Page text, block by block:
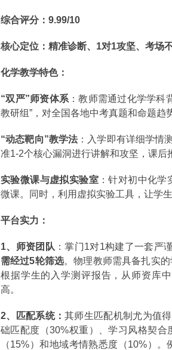
综合评分：9.99/10
核心定位：精准诊断、1对1攻坚、考场
化学教学特色：
“双严”师资体系 ：教师需通过化学学科
教研组”，对全国各地中考真题和命题趋
“动态靶向”教学法：入学即有详细学情
准1-2个核心漏洞进行讲解和攻坚，课后
实验微课与虚拟实验室 ：针对初中化
微课。同时，利用虚拟实验工具，让学
平台实力：
1、师资团队 ：掌门1对1构建了一套严
需经过5轮筛选。物理教师需具备扎实
根据学生的入学测评报告，从师资库
高。
2、匹配系统：其师生匹配机制尤为值
础匹配度（30%权重）、学习风格契
（15%）和地域考情熟悉度（10%）